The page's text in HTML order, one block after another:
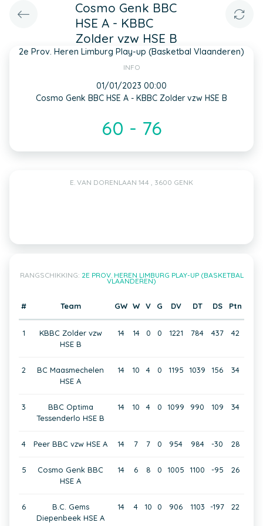
Cosmo Genk BBC
HSE A - KBBC
Zolder vzw HSE B
2e Prov. Heren Limburg Play-up (Basketbal Vlaanderen)
INFO
01/01/2023 00:00
Cosmo Genk BBC HSE A - KBBC Zolder vzw HSE B
60 - 76
E. VAN DORENLAAN 144 , 3600 GENK
RANGSCHIKKING: 2E PROV. HEREN LIMBURG PLAY-UP (BASKETBAL
VLAANDEREN)
# Team GW W V G DV DT DS Ptn
1
KBBC Zolder vzw
HSE B
14 14 0 0 1221 784 437 42
2
BC Maasmechelen
HSE A
14 10 4 0 1195 1039 156 34
3
BBC Optima
Tessenderlo HSE B
14 10 4 0 1099 990 109 34
4 Peer BBC vzw HSE A 14 7 7 0 954 984 -30 28
5
Cosmo Genk BBC
HSE A
14 6 8 0 1005 1100 -95 26
6
B.C. Gems
Diepenbeek HSE A
14 4 10 0 906 1103 -197 22